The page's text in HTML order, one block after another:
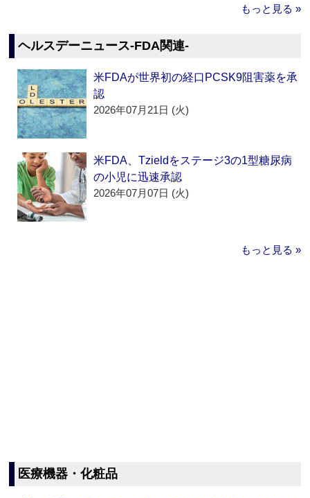
もっと見る »
ヘルスデーニュース‐FDA関連‐
米FDAが世界初の経口PCSK9阻害薬を承
認
2026年07月21日 (火)
米FDA、Tzieldをステージ3の1型糖尿病
の小児に迅速承認
2026年07月07日 (火)
もっと見る »
医療機器・化粧品